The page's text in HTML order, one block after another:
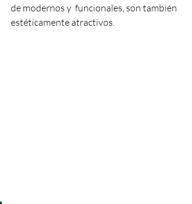
de modernos y  funcionales, son también
estéticamente atractivos.